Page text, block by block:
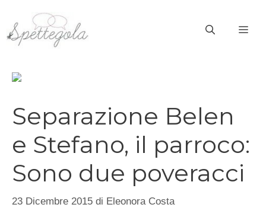
contenuto
Separazione Belen
e Stefano, il parroco:
Sono due poveracci
23 Dicembre 2015 di Eleonora Costa